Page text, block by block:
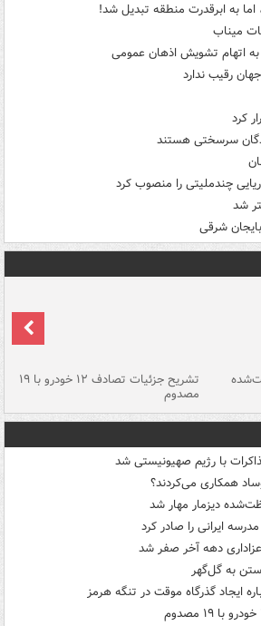
اما به ابرقدرت منطقه تبدیل شد!
رقیب ندارد
کرد
سرسختی هستند
چندملیتی را منصوب کرد
شرقی
تشریح جزئیات تصادف ۱۲ خودرو با ۱۹
مصدوم
با رژیم صهیونیستی شد
همکاری می‌کردند؟
دیزمار مهار شد
ایرانی را صادر کرد
دهه آخر صفر شد
به گل‌گهر
ایجاد گذرگاه موقت در تنگه هرمز